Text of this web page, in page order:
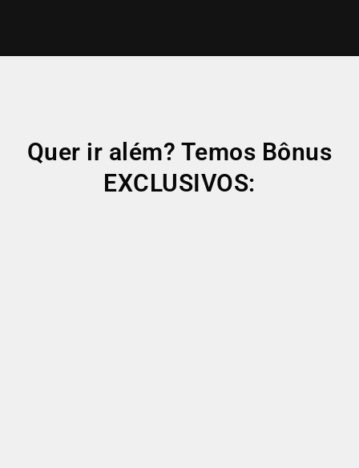
Quer ir além? Temos Bônus
EXCLUSIVOS: